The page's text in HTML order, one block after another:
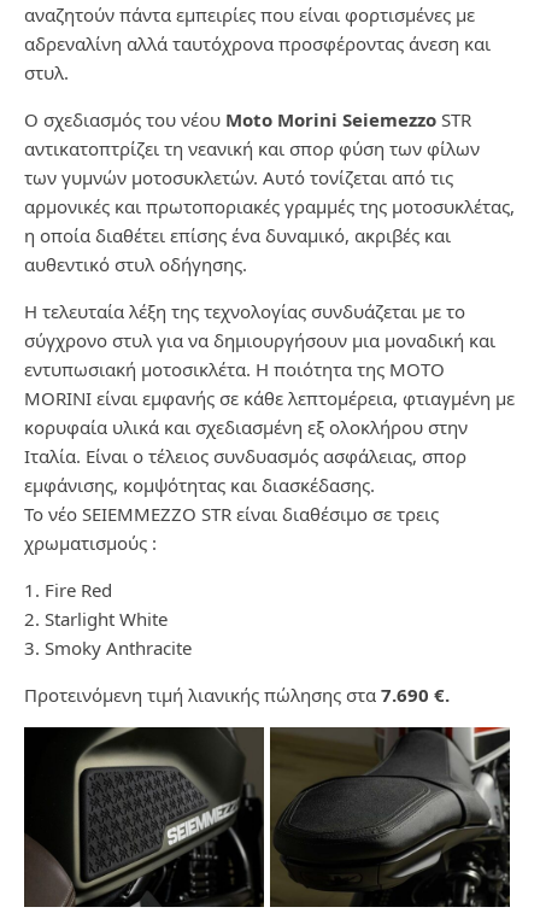
αναζητούν πάντα εμπειρίες που είναι φορτισμένες με
αδρεναλίνη αλλά ταυτόχρονα προσφέροντας άνεση και
στυλ.
Ο σχεδιασμός του νέου Moto Morini Seiemezzo STR
αντικατοπτρίζει τη νεανική και σπορ φύση των φίλων
των γυμνών μοτοσυκλετών. Αυτό τονίζεται από τις
αρμονικές και πρωτοποριακές γραμμές της μοτοσυκλέτας,
η οποία διαθέτει επίσης ένα δυναμικό, ακριβές και
αυθεντικό στυλ οδήγησης.
Η τελευταία λέξη της τεχνολογίας συνδυάζεται με το
σύγχρονο στυλ για να δημιουργήσουν μια μοναδική και
εντυπωσιακή μοτοσικλέτα. Η ποιότητα της MOTO
MORINI είναι εμφανής σε κάθε λεπτομέρεια, φτιαγμένη με
κορυφαία υλικά και σχεδιασμένη εξ ολοκλήρου στην
Ιταλία. Είναι ο τέλειος συνδυασμός ασφάλειας, σπορ
εμφάνισης, κομψότητας και διασκέδασης.
Το νέο SEIEMMEZZO STR είναι διαθέσιμο σε τρεις
χρωματισμούς :
1. Fire Red
2. Starlight White
3. Smoky Anthracite
Προτεινόμενη τιμή λιανικής πώλησης στα 7.690 €.